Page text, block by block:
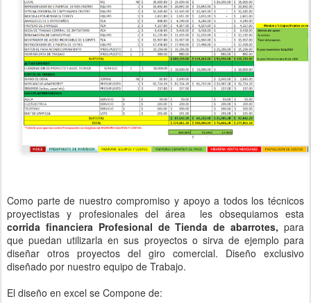
Como parte de nuestro compromiso y apoyo a todos los técnicos
proyectistas y profesionales del área les obsequiamos esta
corrida financiera Profesional de Tienda de abarrotes, para
que puedan utilizarla en sus proyectos o sirva de ejemplo para
diseñar otros proyectos del giro comercial. Diseño exclusivo
diseñado por nuestro equipo de Trabajo.
El diseño en excel se Compone de: